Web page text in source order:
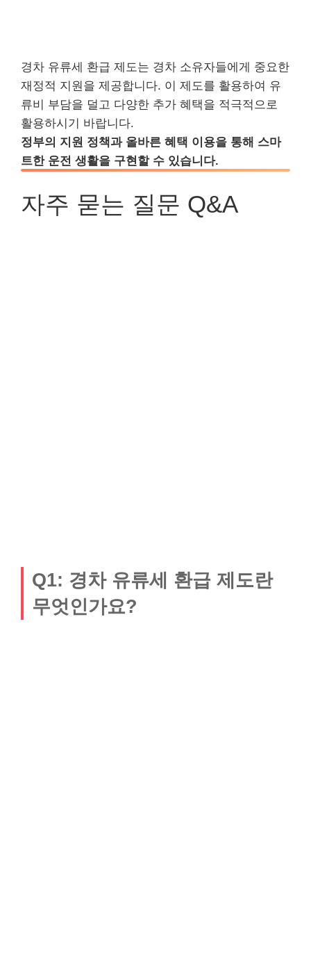
경차 유류세 환급 제도는 경차 소유자들에게 중요한
재정적 지원을 제공합니다. 이 제도를 활용하여 유
류비 부담을 덜고 다양한 추가 혜택을 적극적으로
활용하시기 바랍니다.
정부의 지원 정책과 올바른 혜택 이용을 통해 스마
트한 운전 생활을 구현할 수 있습니다.
자주 묻는 질문 Q&A
Q1: 경차 유류세 환급 제도란
무엇인가요?